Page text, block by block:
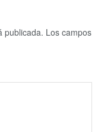
publicada. Los campos